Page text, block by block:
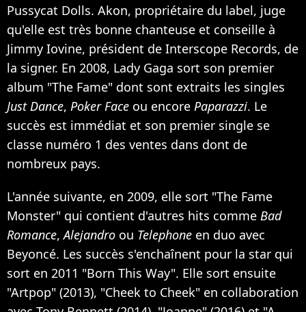
Pussycat Dolls. Akon, propriétaire du label, juge
qu'elle est très bonne chanteuse et conseille à
Jimmy Iovine, président de Interscope Records, de
la signer. En 2008, Lady Gaga sort son premier
album "The Fame" dont sont extraits les singles
Just Dance, Poker Face ou encore Paparazzi. Le
succès est immédiat et son premier single se
classe numéro 1 des ventes dans dont de
nombreux pays.
L'année suivante, en 2009, elle sort "The Fame
Monster" qui contient d'autres hits comme Bad
Romance,Alejandro ou Telephone en duo avec
Beyoncé. Les succès s'enchaînent pour la star qui
sort en 2011 "Born This Way". Elle sort ensuite
"Artpop" (2013), "Cheek to Cheek" en collaboration